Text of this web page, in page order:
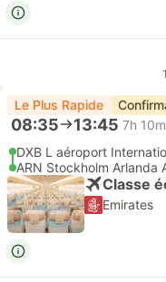
Le Plus Rapide
08:35 13:45 7h 10m
DXB L aéroport
ARN Stockholm Arlanda
Classe
Emirates